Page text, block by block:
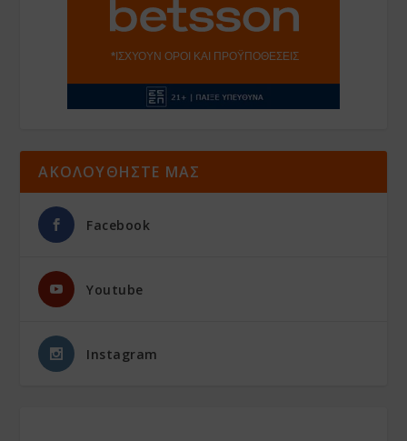
ΑΚΟΛΟΥΘΗΣΤΕ ΜΑΣ
Facebook
Youtube
Instagram